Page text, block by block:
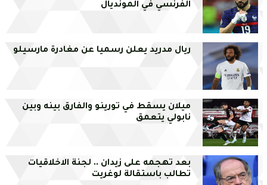
الفرنسي في المونديال
ريال مدريد يعلن رسميا عن مغادرة مارسيلو
ميلان يسقط في تورينو والفارق بينه وبين
نابولي يتعمق
بعد تهجمه على زيدان .. لجنة الاخلاقيات
تطالب باستقالة لوغريت